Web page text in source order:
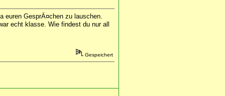
euren GesprÃ¤chen zu lauschen.
echt klasse. Wie findest du nur all
Gespeichert